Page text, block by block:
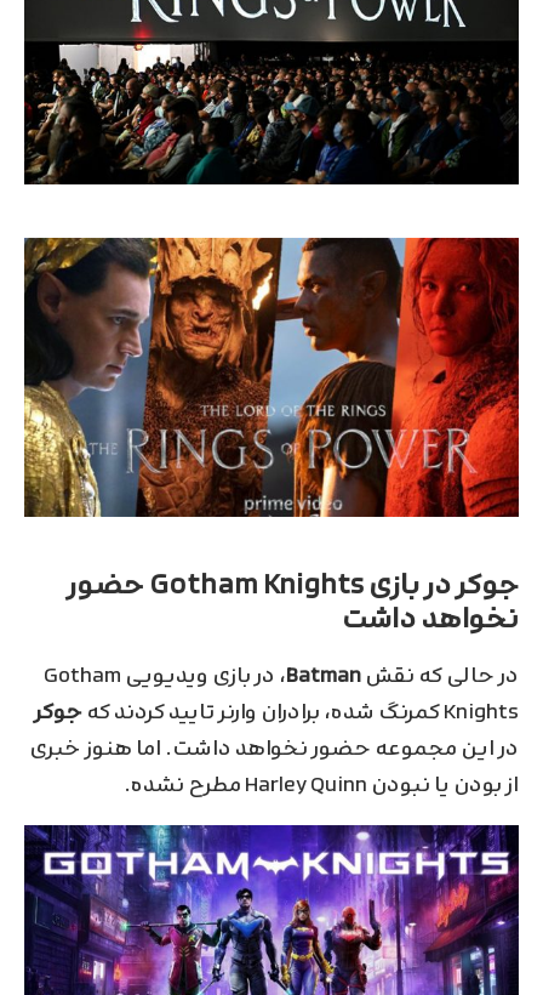
جوکر در بازی Gotham Knights حضور
نخواهد داشت
در حالی که نقشBatman
، در بازی ویدیویی Gotham
Knights کمرنگ شده، برادران وارنر تایید کردند که
جوکر
در این مجموعه حضور نخواهد داشت. اما هنوز خبری
از بودن یا نبودن Harley Quinn مطرح نشده.